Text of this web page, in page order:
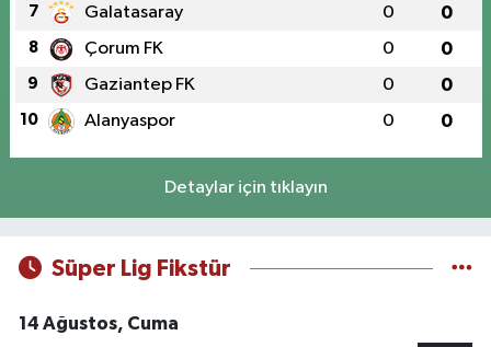
7 Galatasaray 0 0
8 Çorum FK 0 0
9 Gaziantep FK 0 0
10 Alanyaspor 0 0
Detaylar için tıklayın
Süper Lig Fikstür
14 Ağustos, Cuma